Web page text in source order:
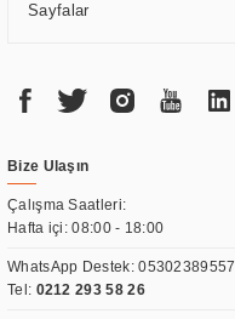
Sayfalar
Bize Ulaşın
Çalışma Saatleri:
Hafta içi: 08:00 - 18:00
WhatsApp Destek:05302389557
Tel: 0212 293 58 26